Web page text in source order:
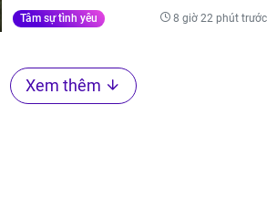
Tâm sự tình yêu 8 giờ 22 phút trước
Xem thêm